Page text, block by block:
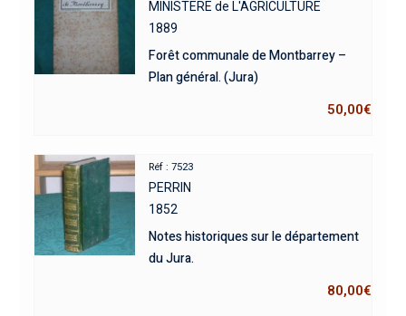
MINISTERE de L'AGRICULTURE
1889
Forêt communale de Montbarrey –
Plan général. (Jura)
50,00€
Réf : 7523
PERRIN
1852
Notes historiques sur le département
du Jura.
80,00€